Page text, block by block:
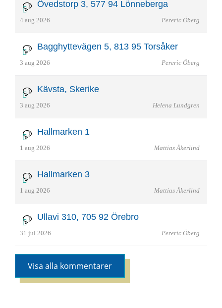
Övedstorp 3, 577 94 Lönneberga
4 aug 2026 Pereric Öberg
Bagghyttevägen 5, 813 95 Torsåker
3 aug 2026 Pereric Öberg
Kävsta, Skerike
3 aug 2026 Helena Lundgren
Hallmarken 1
1 aug 2026 Mattias Åkerlind
Hallmarken 3
1 aug 2026 Mattias Åkerlind
Ullavi 310, 705 92 Örebro
31 jul 2026 Pereric Öberg
Visa alla kommentarer